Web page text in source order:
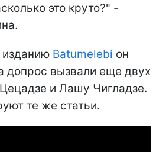
это круто?" -
Batumelebi он
допрос вызвали еще двух
и Лашу Чигладзе.
те же статьи.